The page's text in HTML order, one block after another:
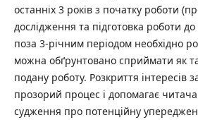
останніх 3 років з початку роботи
дослідження та підготовка роботи
поза 3-річним періодом необхідно
можна обґрунтовано сприймати як
подану роботу. Розкриття інтересів
прозорий процес і допомагає
судження про потенційну